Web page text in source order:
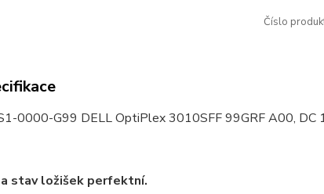
Číslo
0000-G99 DELL OptiPlex 3010SFF 99GRF A00, DC
stav ložišek perfektní.